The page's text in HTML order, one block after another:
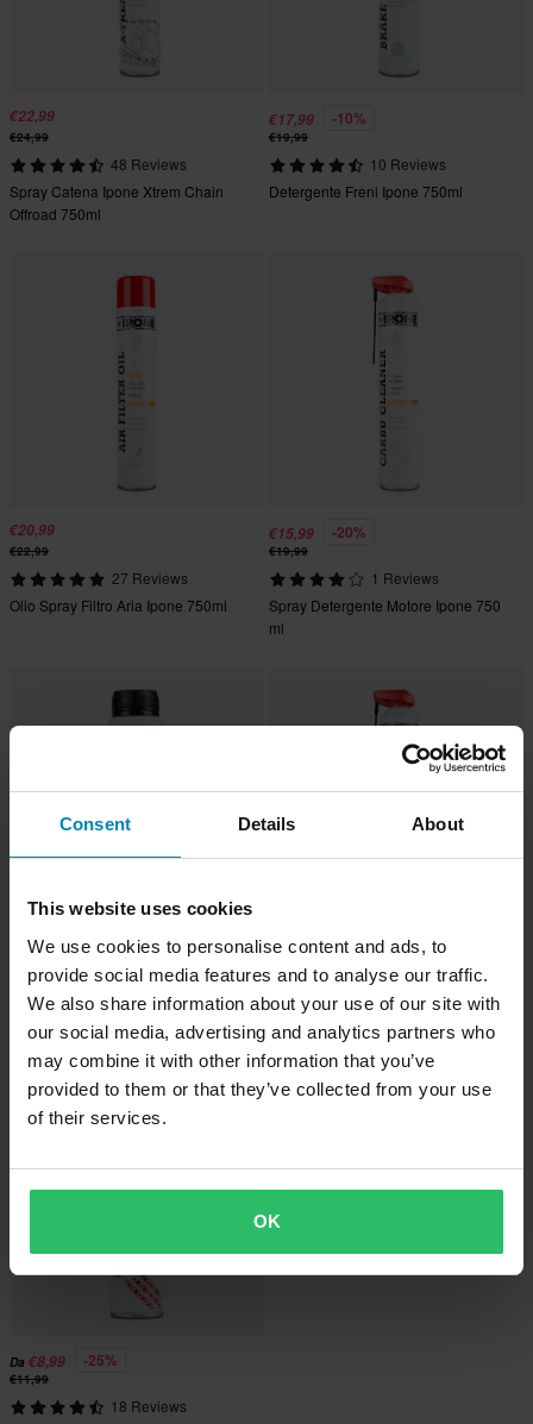
Consent Details About
This website uses cookies
We use cookies to personalise content and ads, to
provide social media features and to analyse our traffic.
We also share information about your use of our site with
our social media, advertising and analytics partners who
may combine it with other information that you’ve
provided to them or that they’ve collected from your use
of their services.
OK
€22,99
€24,99
48 Reviews
Spray Catena Ipone Xtrem Chain
Offroad 750ml
€17,99 -10%
€19,99
10 Reviews
Detergente Freni Ipone 750ml
€20,99
€22,99
27 Reviews
Olio Spray Filtro Aria Ipone 750ml
€15,99 -20%
€19,99
1 Reviews
Spray Detergente Motore Ipone 750
ml
€14,99 €18,99
€19,99
5 Reviews
Lubrificante Multiuso Ipone Full
Protect All in One 750 ml
Da €8,99 -25%
€11,99
18 Reviews